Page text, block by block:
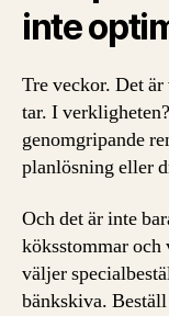
inte
Tre veckor. Det
tar. I
genomgripande
planlösning eller
Och det är inte
köksstommar
väljer
bänkskiva.